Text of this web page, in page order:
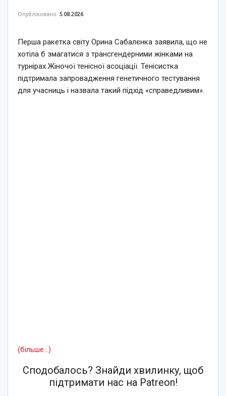
Опубліковано 5.08.2026
Перша ракетка світу Орина Сабалєнка заявила, що не
хотіла б змагатися з трансгендерними жінками на
турнірах Жіночої тенісної асоціації. Тенісистка
підтримала запровадження генетичного тестування
для учасниць і назвала такий підхід «справедливим».
(більше…)
Сподобалось? Знайди хвилинку, щоб
підтримати нас на Patreon!